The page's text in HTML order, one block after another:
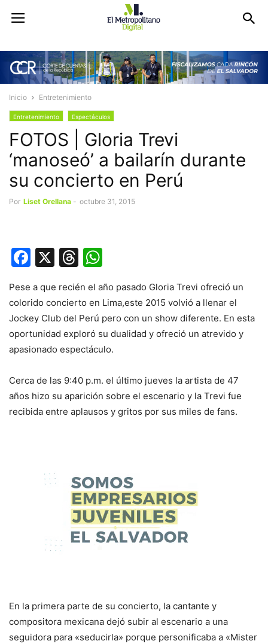
Inicio Entretenimiento
Entretenimiento Espectáculos
FOTOS | Gloria Trevi
‘manoseó’ a bailarín durante
su concierto en Perú
Por Liset Orellana - octubre 31, 2015
Facebook
X Threads
Pese a que recién el año pasado Gloria Trevi ofreció un
colorido concierto en Lima,este 2015 volvió a llenar el
Jockey Club del Perú pero con un show diferente. En esta
oportunidad exploró su dualidad y ofreció un atrevido y
apasionado espectáculo.
Cerca de las 9:40 p.m. el último jueves la artista de 47
años hizo su aparición sobre el escenario y la Trevi fue
recibida entre aplausos y gritos por sus miles de fans.
En la primera parte de su concierto, la cantante y
compositora mexicana dejó subir al escenario a una
seguidora para «seducirla» porque personificaba a «Mister